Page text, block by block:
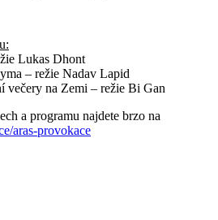
Lukas Dhont
– režie Nadav Lapid
večery na Zemi – režie Bi Gan
a programu najdete brzo na
aras-provokace